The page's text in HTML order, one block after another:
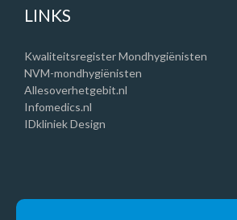
LINKS
Kwaliteitsregister Mondhygiënisten
NVM-mondhygiënisten
Allesoverhetgebit.nl
Infomedics.nl
IDkliniek Design